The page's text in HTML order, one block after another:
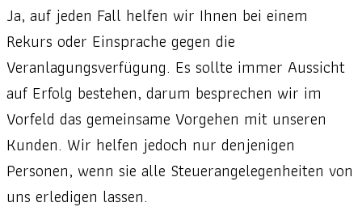
Ja, auf jeden Fall helfen wir Ihnen bei einem
Rekurs oder Einsprache gegen die
Veranlagungsverfügung. Es sollte immer Aussicht
auf Erfolg bestehen, darum besprechen wir im
Vorfeld das gemeinsame Vorgehen mit unseren
Kunden. Wir helfen jedoch nur denjenigen
Personen, wenn sie alle Steuerangelegenheiten von
uns erledigen lassen.